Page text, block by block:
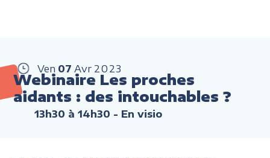
Ven 07 Avr 2023
Webinaire Les proches
aidants : des intouchables ?
13h30 à 14h30 - En visio